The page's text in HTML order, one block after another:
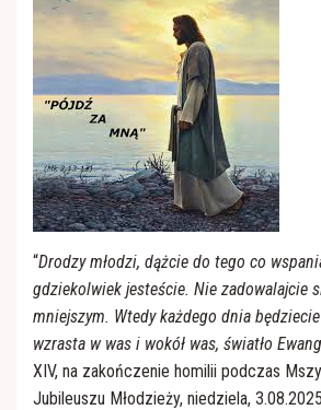
Róże Różańcowe
“Drodzy młodzi, dążcie do tego co
gdziekolwiek jesteście. Nie zadowalajcie
mniejszym. Wtedy każdego dnia
wzrasta w was i wokół was, światło
XIV, na zakończenie homilii podczas
Jubileuszu Młodzieży, niedziela,